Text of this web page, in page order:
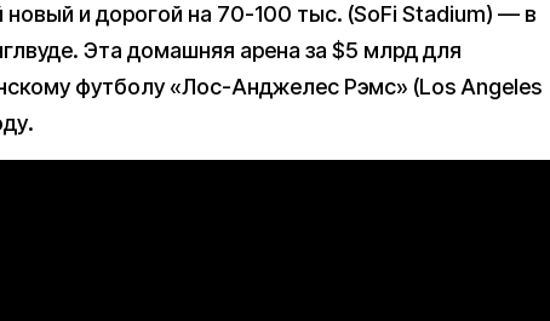
и дорогой на 70-100 тыс. (SoFi Stadium) — в
Эта домашняя арена за $5 млрд для
футболу «Лос-Анджелес Рэмс» (Los Angeles